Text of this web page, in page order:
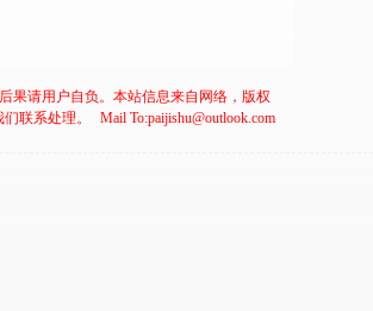
果请用户自负。本站信息来自网络，版权
联系处理。
Mail To:paijishu@outlook.com